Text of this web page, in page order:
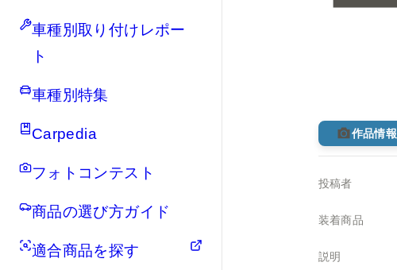
車種別取り付けレポー
ト
車種別特集
Carpedia
フォトコンテスト
商品の選び方ガイド
適合商品を探す
作品情報
投稿者
装着商品
説明